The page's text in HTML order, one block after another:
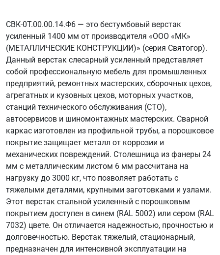
СВК-0Т.00.00.14.Ф6 — это бестумбовый верстак
усиленный 1400 мм от производителя «ООО «МК»
(МЕТАЛЛИЧЕСКИЕ КОНСТРУКЦИИ)» (серия Святогор).
Данный верстак слесарный усиленный представляет
собой профессиональную мебель для промышленных
предприятий, ремонтных мастерских, сборочных цехов,
агрегатных и кузовных цехов, моторных участков,
станций технического обслуживания (СТО),
автосервисов и шиномонтажных мастерских. Сварной
каркас изготовлен из профильной трубы, а порошковое
покрытие защищает металл от коррозии и
механических повреждений. Столешница из фанеры 24
мм с металлическим листом 6 мм рассчитана на
нагрузку до 3000 кг, что позволяет работать с
тяжелыми деталями, крупными заготовками и узлами.
Этот верстак стальной усиленный с порошковым
покрытием доступен в синем (RAL 5002) или сером (RAL
7032) цвете. Он отличается надежностью, прочностью и
долговечностью. Верстак тяжелый, стационарный,
предназначен для интенсивной эксплуатации на